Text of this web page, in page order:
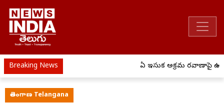
Breaking News ఏపీ ఇసుక అక్రమ రవాణాపై
తెలంగాణ Telangana